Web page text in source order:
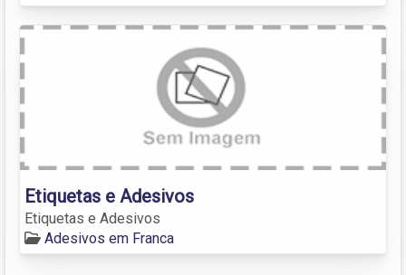
Etiquetas e Adesivos
Etiquetas e Adesivos
Adesivos em Franca